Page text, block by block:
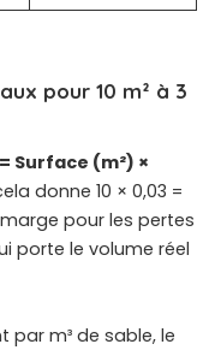
pour 10 m² à 3
Surface (m²) ×
donne 10 × 0,03 =
marge pour les pertes
porte le volume réel
par m³ de sable, le